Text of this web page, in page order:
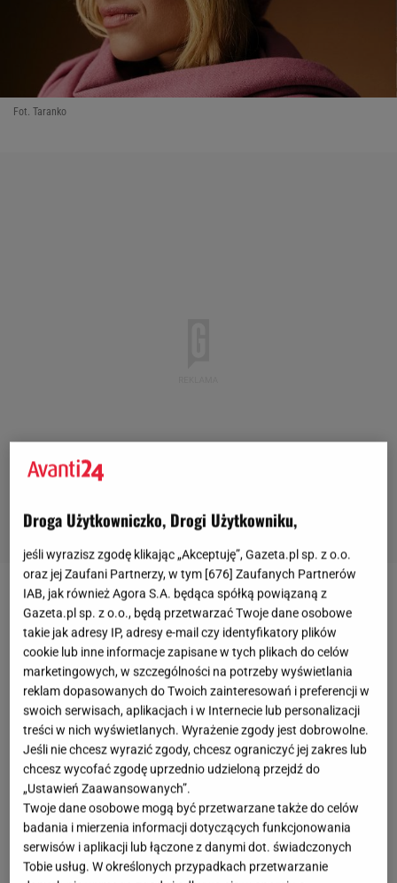
Fot. Taranko
Czapki z wełną polskiej marki - najpiękniejsze
modele na zimę 2025/26
Zima niemusioznaczać "bad hair day" ani rezygnacji
z elegancji. Wystarczy spojrzeć na tegoroczne
projekty polskiej marki, by zrozumieć, że czapka
może być najpiękniejszym elementem stylizacji.
Klienci pokochali je za jakość, która bije sieciówki na
głowę, oraz za obłędną, pastelową kolorystykę,
która rozświetla twarz w szare dni.Hitem tego
sezonu są modele z domieszką wełny alpaki.
Droga Użytkowniczko, Drogi Użytkowniku,
jeśli wyrazisz zgodę klikając „Akceptuję”, Gazeta.pl sp. z o.o.
oraz jej Zaufani Partnerzy, w tym [676] Zaufanych Partnerów
IAB, jak również Agora S.A. będąca spółką powiązaną z
Gazeta.pl sp. z o.o., będą przetwarzać Twoje dane osobowe
takie jak adresy IP, adresy e-mail czy identyfikatory plików
cookie lub inne informacje zapisane w tych plikach do celów
marketingowych, w szczególności na potrzeby wyświetlania
reklam dopasowanych do Twoich zainteresowań i preferencji w
swoich serwisach, aplikacjach i w Internecie lub personalizacji
treści w nich wyświetlanych. Wyrażenie zgody jest dobrowolne.
Jeśli nie chcesz wyrazić zgody, chcesz ograniczyć jej zakres lub
chcesz wycofać zgodę uprzednio udzieloną przejdź do
„Ustawień Zaawansowanych”.
Twoje dane osobowe mogą być przetwarzane także do celów
badania i mierzenia informacji dotyczących funkcjonowania
serwisów i aplikacji lub łączone z danymi dot. świadczonych
Tobie usług. W określonych przypadkach przetwarzanie